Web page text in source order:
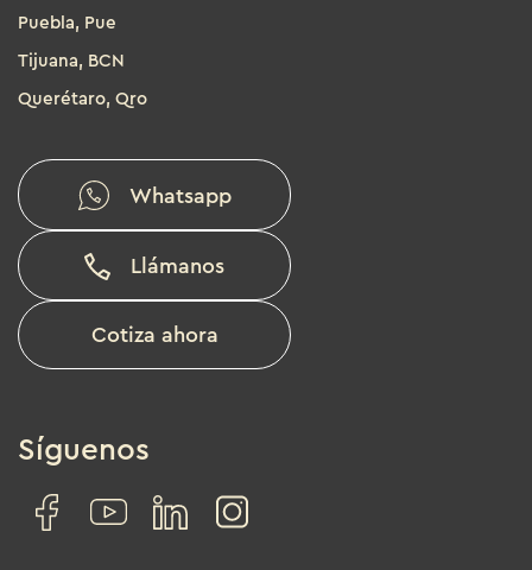
Puebla, Pue
Tijuana, BCN
Querétaro, Qro
Whatsapp
Llámanos
Cotiza ahora
Síguenos